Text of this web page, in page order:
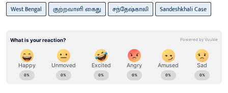
West Bengal குற்றவாளி கைது சந்தேஷ்காலி Sandeshkhali Case